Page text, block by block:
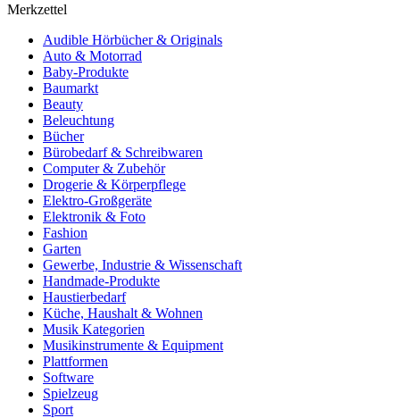
Merkzettel
Audible Hörbücher & Originals
Auto & Motorrad
Baby-Produkte
Baumarkt
Beauty
Beleuchtung
Bücher
Bürobedarf & Schreibwaren
Computer & Zubehör
Drogerie & Körperpflege
Elektro-Großgeräte
Elektronik & Foto
Fashion
Garten
Gewerbe, Industrie & Wissenschaft
Handmade-Produkte
Haustierbedarf
Küche, Haushalt & Wohnen
Musik Kategorien
Musikinstrumente & Equipment
Plattformen
Software
Spielzeug
Sport